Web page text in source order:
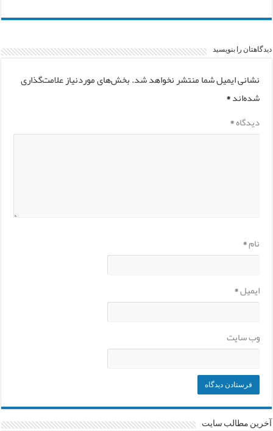
دیدگاهتان را بنویسید
نشانی ایمیل شما منتشر نخواهد شد.بخش‌های موردنیاز علامت‌گذاری
شده‌اند*
دیدگاه*
نام*
ایمیل*
وب‌ سایت
آخرین مطالب سایت